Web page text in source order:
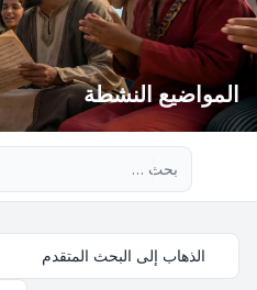
المواضيع النشطة
الذهاب إلى البحث المتقدم